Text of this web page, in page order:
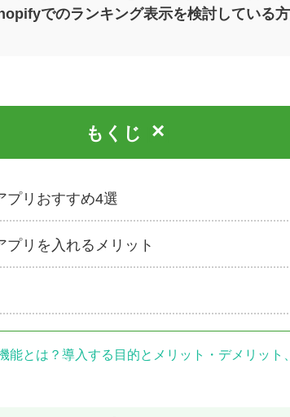
でのランキング表示を検討している
もくじ ×
プリおすすめ4選
プリを入れるメリット
能とは？導入する目的とメリット・デメリット